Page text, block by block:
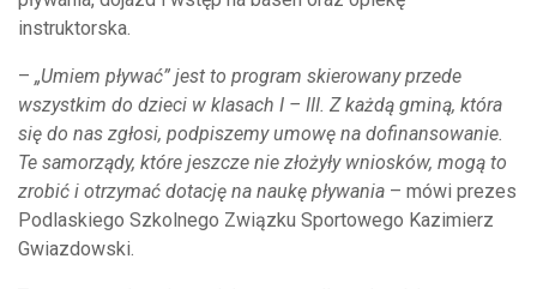
instruktorska.
– „Umiem pływać” jest to program skierowany przede
wszystkim do dzieci w klasach I – III. Z każdą gminą, która
się do nas zgłosi, podpiszemy umowę na dofinansowanie.
Te samorządy, które jeszcze nie złożyły wniosków, mogą to
zrobić i otrzymać dotację na naukę pływania – mówi prezes
Podlaskiego Szkolnego Związku Sportowego Kazimierz
Gwiazdowski.